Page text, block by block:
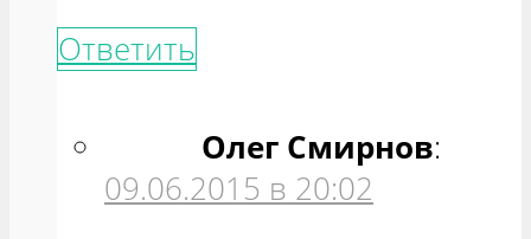
Ответить
Олег Смирнов:
09.06.2015 в 20:02